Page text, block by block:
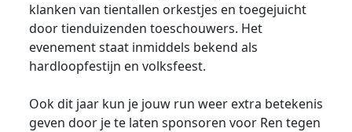
klanken van tientallen orkestjes en toegejuicht
door tienduizenden toeschouwers. Het
evenement staat inmiddels bekend als
hardloopfestijn en volksfeest.
Ook dit jaar kun je jouw run weer extra betekenis
geven door je te laten sponsoren voor Ren tegen